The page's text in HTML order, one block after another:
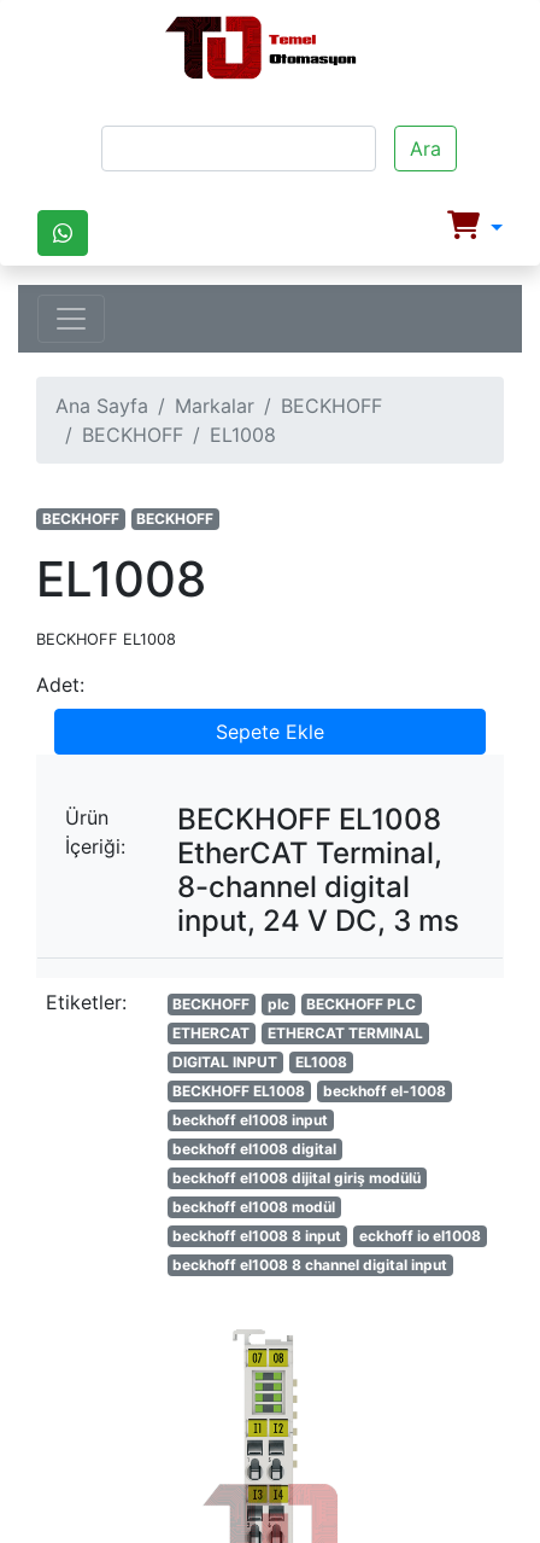
Ara
Ana Sayfa Markalar
BECKHOFF
BECKHOFF
EL1008
BECKHOFF BECKHOFF
EL1008
BECKHOFF EL1008
Adet:
Sepete Ekle
Ürün
İçeriği:
BECKHOFF EL1008
EtherCAT Terminal,
8-channel digital
input, 24 V DC, 3 ms
Etiketler: BECKHOFF plc
BECKHOFF PLC
ETHERCAT
ETHERCAT TERMINAL
DIGITAL INPUT
EL1008
BECKHOFF EL1008
beckhoff el-1008
beckhoff el1008 input
beckhoff el1008 digital
beckhoff el1008 dijital giriş modülü
beckhoff el1008 modül
beckhoff el1008 8 input
eckhoff io el1008
beckhoff el1008 8 channel digital input